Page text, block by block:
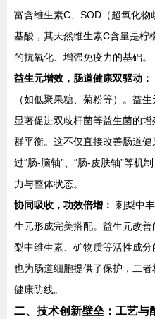
富含维生素C、SOD（超氧化
基酸，其天然维生素C含量是柠
的抗氧化、增强免疫力的基础。
益生元增效，肠道健康双驱动：
（如低聚果糖、菊粉等）。益
显著促进双歧杆菌等益生菌的
群平衡。这不仅直接改善肠道
过“肠-脑轴”、“肠-皮肤轴”等机
力与整体状态。
协同吸收，功效倍增： 刺梨中
生元形成完美搭配。益生元改
梨中维生素、矿物质等活性成
也为肠道细胞提供了保护，二
健康防线。
二、技术创新壁垒：工艺与